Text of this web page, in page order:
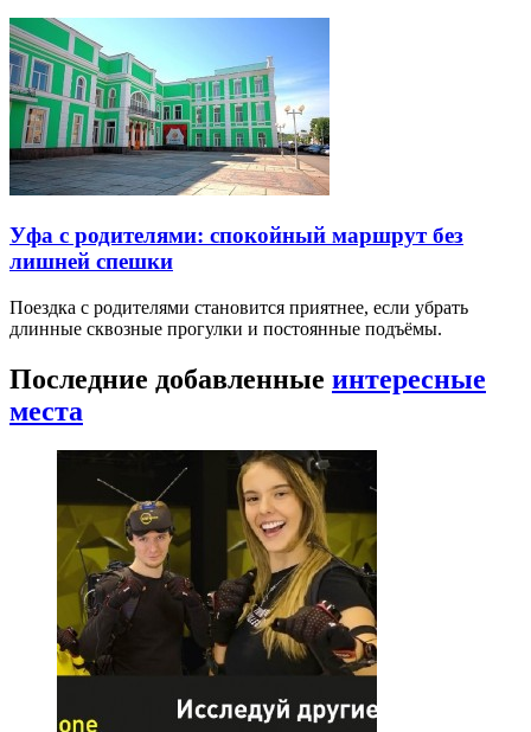
Уфа с родителями: спокойный маршрут без
лишней спешки
Поездка с родителями становится приятнее, если убрать
длинные сквозные прогулки и постоянные подъёмы.
Последние добавленные интересные
места